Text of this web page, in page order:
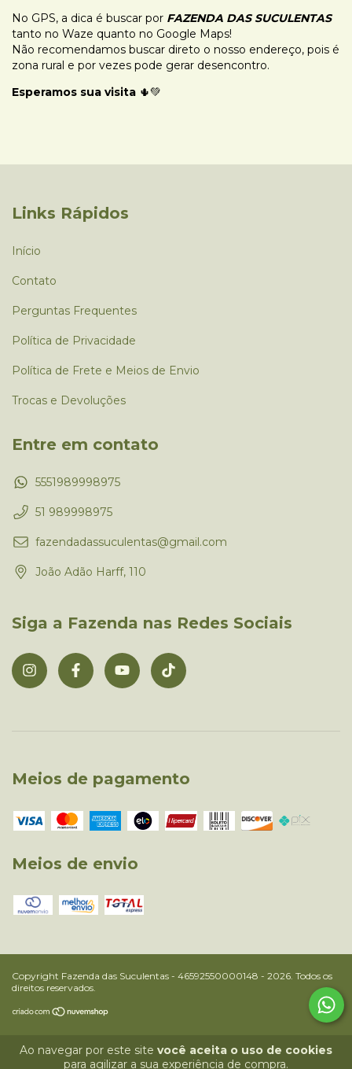
Ao navegar por este site você aceita o uso de cookies
para agilizar a sua experiência de compra.
No GPS, a dica é buscar por FAZENDA DAS SUCULENTAS
tanto no Waze quanto no Google Maps!
Não recomendamos buscar direto o nosso endereço, pois é
zona rural e por vezes pode gerar desencontro.
Esperamos sua visita 🌵💚
Links Rápidos
Início
Contato
Perguntas Frequentes
Política de Privacidade
Política de Frete e Meios de Envio
Trocas e Devoluções
Entre em contato
5551989998975
51 989998975
fazendadassuculentas@gmail.com
João Adão Harff, 110
Siga a Fazenda nas Redes Sociais
Meios de pagamento
Meios de envio
Copyright Fazenda das Suculentas - 46592550000148 - 2026. Todos os
direitos reservados.